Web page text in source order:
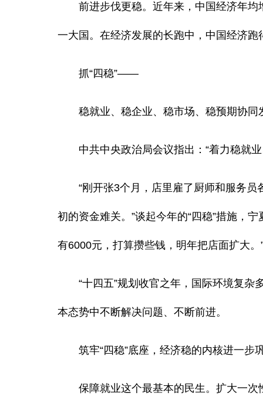
前进步伐更稳。近年来，中国经济年均
一大国。在经济发展的长跑中，中国经济
抓“四稳”——
稳就业、稳企业、稳市场、稳预期协同
中共中央政治局会议指出：“着力稳就业
“刚开张3个月，店里雇了厨师和服务员
初的资金难关。”谈起今年的“四稳”措施，
有6000元，打算攒些钱，明年把店面扩大。
“十四五”规划收官之年，国际环境复杂
本态势中不断解决问题、不断前进。
筑牢“四稳”底座，经济稳的内核进一
保障就业这个最基本的民生。扩大一次